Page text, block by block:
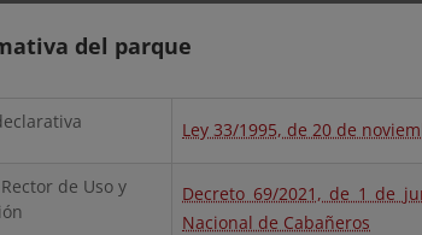
del parque
Ley 33/1995, de 20 de
de Uso y
Decreto 69/2021, de 1 de
Nacional de Cabañeros